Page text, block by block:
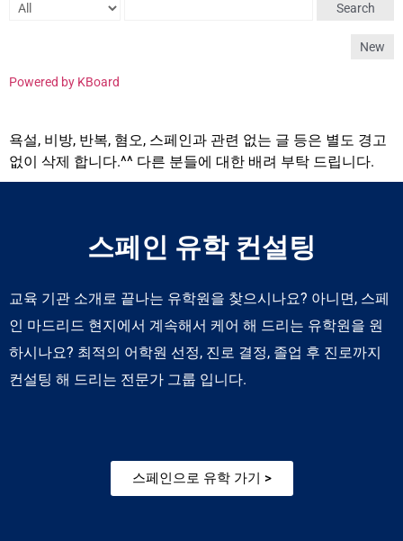
Search
New
Powered by KBoard
욕설, 비방, 반복, 혐오, 스페인과 관련 없는 글 등은 별도 경고
없이 삭제 합니다.^^ 다른 분들에 대한 배려 부탁 드립니다.
스페인 유학 컨설팅
교육 기관 소개로 끝나는 유학원을 찾으시나요? 아니면, 스페
인 마드리드 현지에서 계속해서 케어 해 드리는 유학원을 원
하시나요? 최적의 어학원 선정, 진로 결정, 졸업 후 진로까지
컨설팅 해 드리는 전문가 그룹 입니다.
스페인으로 유학 가기 >